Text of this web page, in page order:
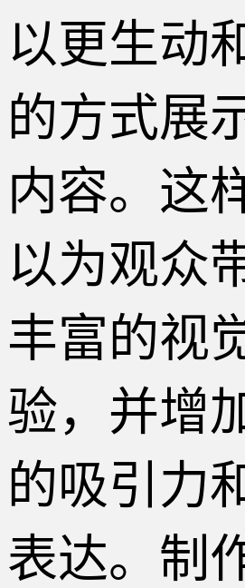
以更生动
的方式展
内容。这
以为观众
丰富的视
验，并增
的吸引力
表达。制